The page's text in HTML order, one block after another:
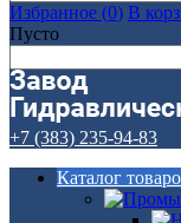
Избранное (0) В
Пусто
+7 (383) 235-94-83
Каталог